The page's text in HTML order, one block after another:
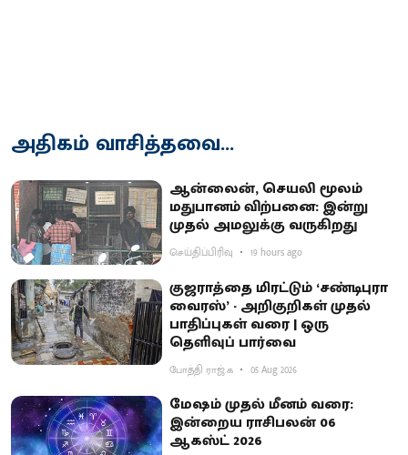
அதிகம் வாசித்தவை...
ஆன்லைன், செயலி மூலம்
மதுபானம் விற்பனை: இன்று
முதல் அமலுக்கு வருகிறது
செய்திப்பிரிவு 19 hours ago
குஜராத்தை மிரட்டும் ‘சண்டிபுரா
வைரஸ்’ - அறிகுறிகள் முதல்
பாதிப்புகள் வரை | ஒரு
தெளிவுப் பார்வை
போத்தி ராஜ்.க 05 Aug 2026
மேஷம் முதல் மீனம் வரை:
இன்றைய ராசிபலன் 06
ஆகஸ்ட் 2026